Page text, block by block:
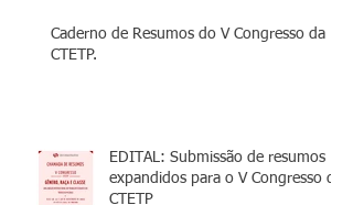
Caderno de Resumos do V Congresso da
CTETP.
EDITAL: Submissão de resumos
expandidos para o V Congresso da
CTETP